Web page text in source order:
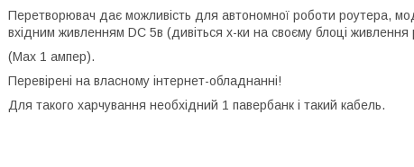
Перетворювач дає можливість для автономної роботи роутера,
вхідним живленням DC 5в (дивіться х-ки на своєму блоці живлення
(Max 1 ампер).
Перевірені на власному інтернет-обладнанні!
Для такого харчування необхідний 1 павербанк і такий кабель.